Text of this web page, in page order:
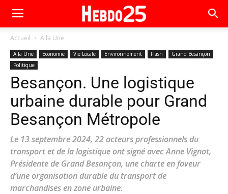
Accueil A la Une
A la Une Economie Vie Locale Environnement Flash
Grand Besançon
Politique
Besançon. Une logistique
urbaine durable pour Grand
Besançon Métropole
Le 13 septembre 2024, 22 acteurs professionnels du
transport et de la logistique ont signé avec Anne Vignot,
Présidente de Grand Besançon, une charte en faveur
d’une organisation durable du transport de
marchandises en zone urbaine.